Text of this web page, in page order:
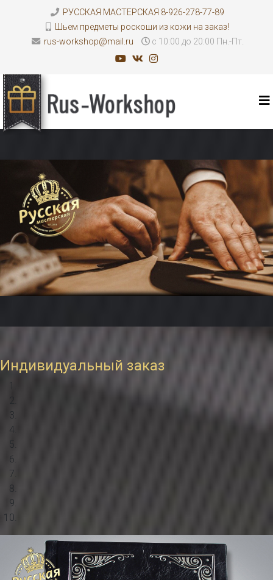
РУССКАЯ МАСТЕРСКАЯ 8-926-278-77-89
Шьем предметы роскоши из кожи на заказ!
rus-workshop@mail.ru
с 10:00 до 20:00 Пн.-Пт.
Индивидуальный заказ